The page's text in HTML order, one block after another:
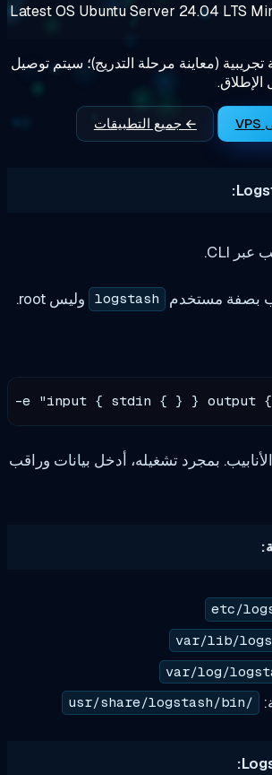
LatestOSUbuntu Server
مرحلة التدريج)؛ سيتم توصيل
← جميع التطبيقات
logstash وليس root.
logstash -e "input { stdin { }
تشغيله، أدخل بيانات وراقب